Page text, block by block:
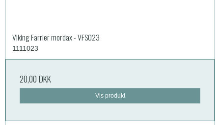
Viking Farrier mordax - VFS023
1111023
20,00 DKK
Vis produkt